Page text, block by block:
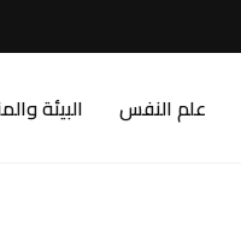
علم النفس البيئة